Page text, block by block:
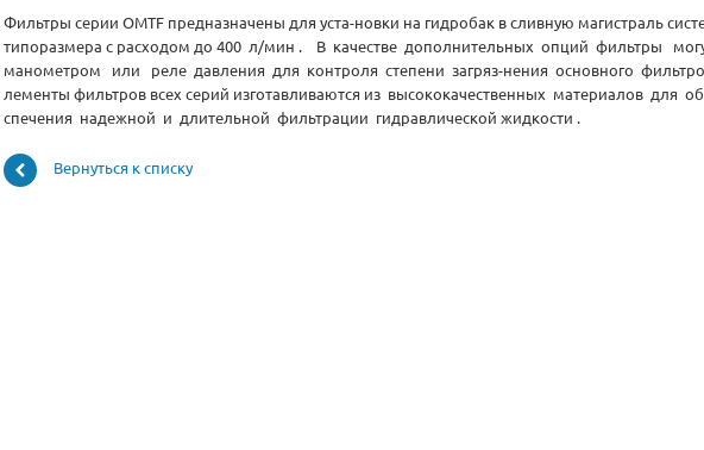
Фильтры серии OMTF предназначены для уста-новки на гидробак в сливную магистраль
типоразмера с расходом до 400 л/мин . В качестве дополнительных опций фильтры
манометром или реле давления для контроля степени загряз-нения основного
лементы фильтров всех серий изготавливаются из высококачественных материалов для
спечения надежной и длительной фильтрации гидравлической жидкости .
Вернуться к списку